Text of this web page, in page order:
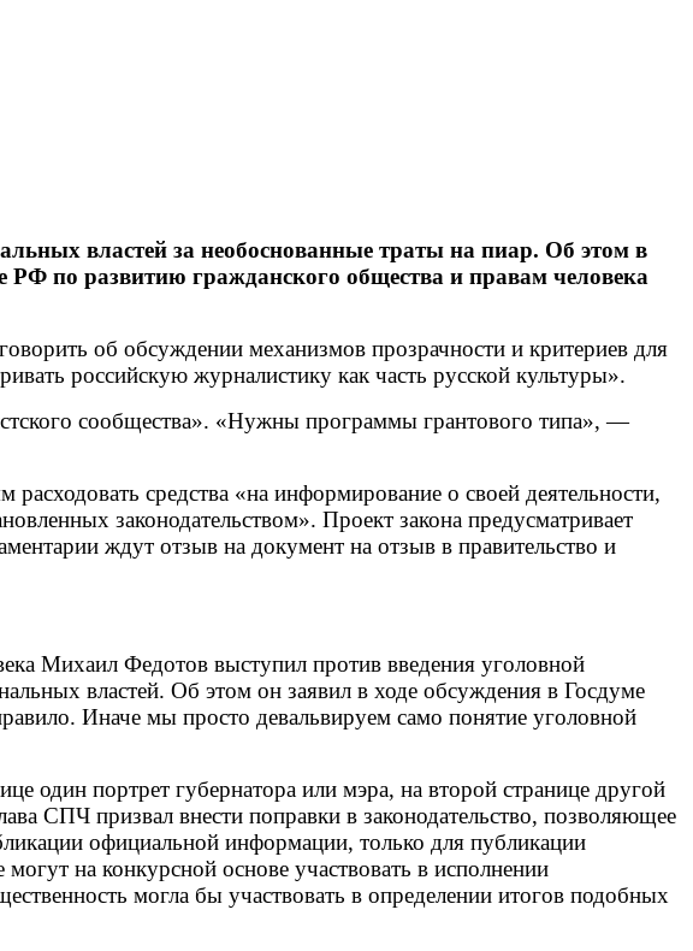
властей за необоснованные траты на пиар. Об этом в
РФ по развитию гражданского общества и правам человека
об обсуждении механизмов прозрачности и критериев для
российскую журналистику как часть русской культуры».
сообщества». «Нужны программы грантового типа», —
средства «на информирование о своей деятельности,
законодательством». Проект закона предусматривает
ждут отзыв на документ на отзыв в правительство и
Михаил Федотов выступил против введения уголовной
властей. Об этом он заявил в ходе обсуждения в Госдуме
Иначе мы просто девальвируем само понятие уголовной
один портрет губернатора или мэра, на второй странице другой
СПЧ призвал внести поправки в законодательство, позволяющее
официальной информации, только для публикации
на конкурсной основе участвовать в исполнении
могла бы участвовать в определении итогов подобных